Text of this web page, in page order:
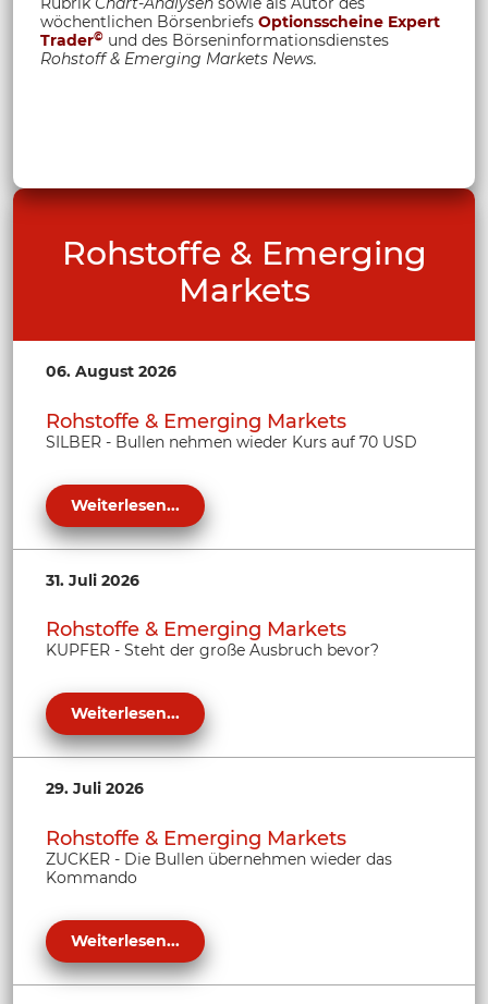
wöchentlichen Börsenbriefs Optionsscheine Expert
Trader© und des Börseninformationsdienstes
Rohstoff & Emerging Markets News.
Rohstoffe & Emerging
Markets
06. August 2026
Rohstoffe & Emerging Markets
SILBER - Bullen nehmen wieder Kurs auf 70 USD
Weiterlesen...
31. Juli 2026
Rohstoffe & Emerging Markets
KUPFER - Steht der große Ausbruch bevor?
Weiterlesen...
29. Juli 2026
Rohstoffe & Emerging Markets
ZUCKER - Die Bullen übernehmen wieder das
Kommando
Weiterlesen...